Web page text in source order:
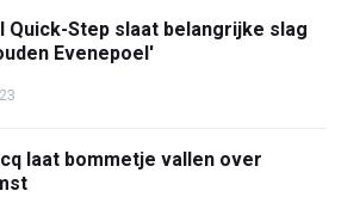
Quick-Step slaat belangrijke slag
Evenepoel'
laat bommetje vallen over